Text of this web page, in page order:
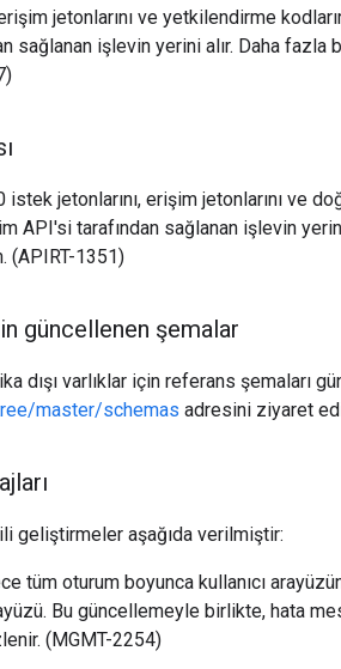
jetonlarını ve yetkilendirme
sağlanan işlevin yerini alır. Daha fazla
jetonlarını, erişim jetonlarını ve
API'si tarafından sağlanan işlevin
(APIRT-1351)
güncellenen şemalar
dışı varlıklar için referans şemaları
master/schemas adresini ziyaret
geliştirmeler aşağıda verilmiştir:
tüm oturum boyunca kullanıcı
Bu güncellemeyle birlikte, hata
(MGMT-2254)